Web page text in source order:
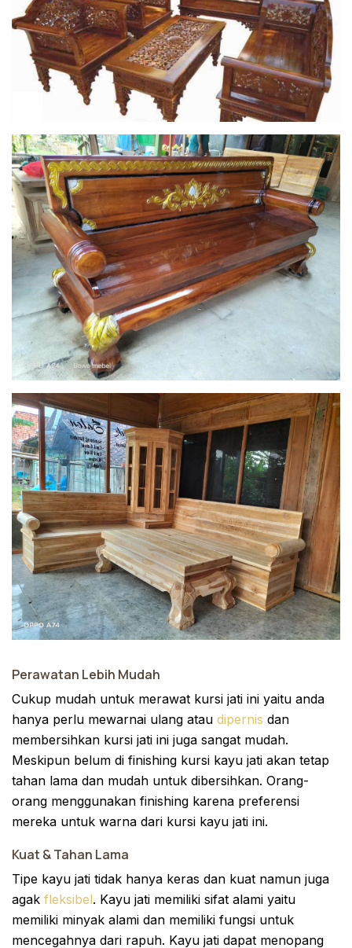
Perawatan Lebih Mudah
Cukup mudah untuk merawat kursi jati ini yaitu anda
hanya perlu mewarnai ulang atau dipernis dan
membersihkan kursi jati ini juga sangat mudah.
Meskipun belum di finishing kursi kayu jati akan tetap
tahan lama dan mudah untuk dibersihkan. Orang-
orang menggunakan finishing karena preferensi
mereka untuk warna dari kursi kayu jati ini.
Kuat & Tahan Lama
Tipe kayu jati tidak hanya keras dan kuat namun juga
agak fleksibel. Kayu jati memiliki sifat alami yaitu
memiliki minyak alami dan memiliki fungsi untuk
mencegahnya dari rapuh. Kayu jati dapat menopang